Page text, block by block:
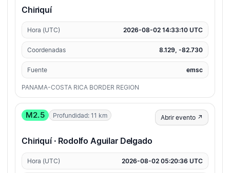
Chiriquí
Hora (UTC) 2026-08-02 14:33:10 UTC
Coordenadas 8.129, -82.730
Fuente emsc
PANAMA-COSTA RICA BORDER REGION
M2.5 Profundidad: 11 km Abrir evento ↗
Chiriquí · Rodolfo Aguilar Delgado
Hora (UTC) 2026-08-02 05:20:36 UTC